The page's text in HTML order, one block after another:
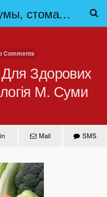
Стоматолог Сумы, стоматологические клиники Сумы, детская стоматология в Сумах. | Частная стоматология Сумы
Comments
Для Здорових
М. Суми
Mail SMS